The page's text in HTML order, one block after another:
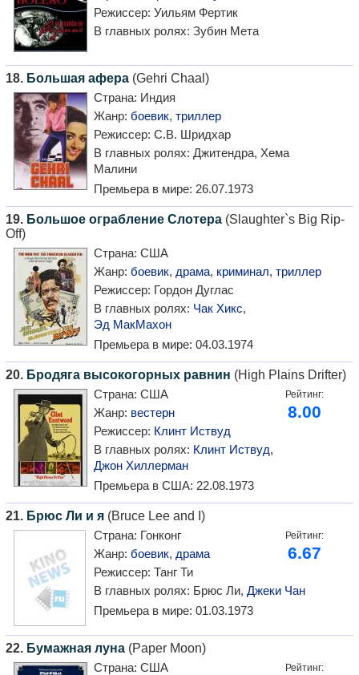
Режиссер: Уильям Фертик
В главных ролях: Зубин Мета
18. Большая афера (Gehri Chaal)
Страна: Индия
Жанр: боевик, триллер
Режиссер: С.В. Шридхар
В главных ролях: Джитендра, Хема
Малини
Премьера в мире: 26.07.1973
19. Большое ограбление Слотера (Slaughter`s Big Rip-
Off)
Страна: США
Жанр: боевик, драма, криминал, триллер
Режиссер: Гордон Дуглас
В главных ролях: Чак Хикс,
Эд МакМахон
Премьера в мире: 04.03.1974
20. Бродяга высокогорных равнин (High Plains Drifter)
Рейтинг:
8.00
Страна: США
Жанр: вестерн
Режиссер: Клинт Иствуд
В главных ролях: Клинт Иствуд,
Джон Хиллерман
Премьера в США: 22.08.1973
21. Брюс Ли и я (Bruce Lee and I)
Рейтинг:
6.67
Страна: Гонконг
Жанр: боевик, драма
Режиссер: Танг Ти
В главных ролях: Брюс Ли, Джеки Чан
Премьера в мире: 01.03.1973
22. Бумажная луна (Paper Moon)
Рейтинг:
Страна: США